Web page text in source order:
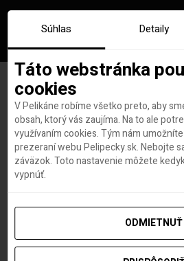
Značka:
Súhlas Detaily
Táto webstránka
cookies
V Pelikáne robíme všetko preto, aby
obsah, ktorý vás zaujíma. Na to ale
využívaním cookies. Tým nám
prezeraní webu Pelipecky.sk. Nebojte
záväzok. Toto nastavenie môžete
vypnúť.
ODMIETNUŤ